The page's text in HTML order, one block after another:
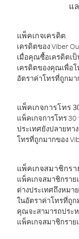
แ
แพ็คเกจเครดิต
เครดิตของ Viber
เมื่อคุณซื้อเครดิตเ
เครดิตของคุณเพื่อ
อัตราค่าโทรที่ถูกมา
แพ็คเกจการโทร
แพ็คเกจการโทร
ประเทศยังปลายทา
โทรที่ถูกมากของ
แพ็คเกจสมาชิกรา
แพ็คเกจสมาชิกรา
ต่างประเทศถึงหม
ในอัตราค่าโทรที่ถู
คุณจะสามารถประ
แพ็คเกจสมาชิกราย